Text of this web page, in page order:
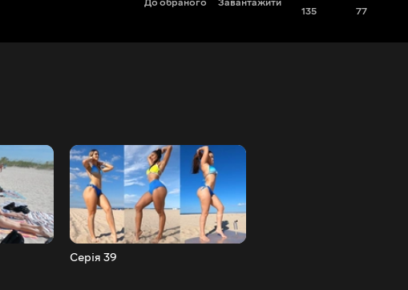
135 77
Серія 39